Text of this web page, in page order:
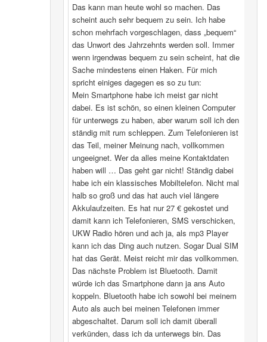
Das kann man heute wohl so machen. Das
scheint auch sehr bequem zu sein. Ich habe
schon mehrfach vorgeschlagen, dass „bequem“
das Unwort des Jahrzehnts werden soll. Immer
wenn irgendwas bequem zu sein scheint, hat die
Sache mindestens einen Haken. Für mich
spricht einiges dagegen es so zu tun:
Mein Smartphone habe ich meist gar nicht
dabei. Es ist schön, so einen kleinen Computer
für unterwegs zu haben, aber warum soll ich den
ständig mit rum schleppen. Zum Telefonieren ist
das Teil, meiner Meinung nach, vollkommen
ungeeignet. Wer da alles meine Kontaktdaten
haben will … Das geht gar nicht! Ständig dabei
habe ich ein klassisches Mobiltelefon. Nicht mal
halb so groß und das hat auch viel längere
Akkulaufzeiten. Es hat nur 27 € gekostet und
damit kann ich Telefonieren, SMS verschicken,
UKW Radio hören und ach ja, als mp3 Player
kann ich das Ding auch nutzen. Sogar Dual SIM
hat das Gerät. Meist reicht mir das vollkommen.
Das nächste Problem ist Bluetooth. Damit
würde ich das Smartphone dann ja ans Auto
koppeln. Bluetooth habe ich sowohl bei meinem
Auto als auch bei meinen Telefonen immer
abgeschaltet. Darum soll ich damit überall
verkünden, dass ich da unterwegs bin. Das